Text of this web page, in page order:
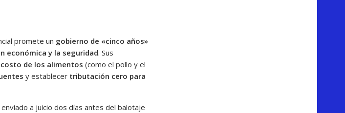
promete un gobierno de «cinco años»
económica y la seguridad. Sus
de los alimentos (como el pollo y el
y establecer tributación cero para
a juicio dos días antes del balotaje